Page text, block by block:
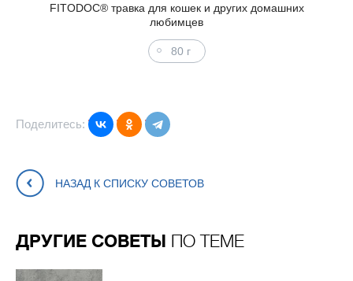
FITODOC® травка для кошек и других домашних
любимцев
80 г
Поделитесь:
НАЗАД К СПИСКУ СОВЕТОВ
ДРУГИЕ СОВЕТЫ ПО ТЕМЕ